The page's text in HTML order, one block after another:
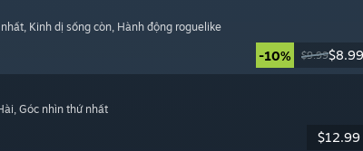
, Kinh dị sống còn, Hành động roguelike
-10% $9.99$8.99
, Góc nhìn thứ nhất
$12.99